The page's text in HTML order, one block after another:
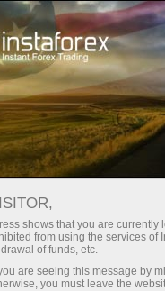
ЧЕМПИОН
СПОРТА
shows that you are
from using the services
of funds, etc.
are seeing this message by
you must leave the